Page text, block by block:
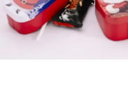
شكل حقيبة الطعام هدية علب القصدير للحلوى هدية شهادة ISO9001